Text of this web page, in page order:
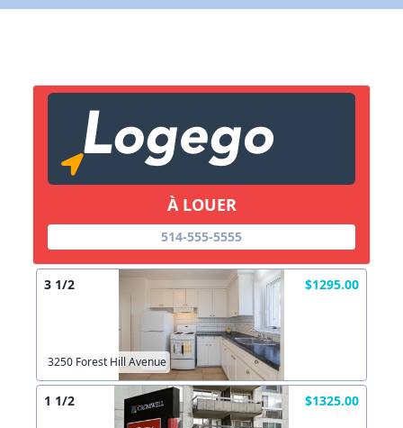
À LOUER
514-555-5555
3 1/2 $1295.00
3250 Forest Hill Avenue
1 1/2 $1325.00
Lien vers inscription (sera inclus dans courriel)
Copier lien
X Fermer
X Fermer